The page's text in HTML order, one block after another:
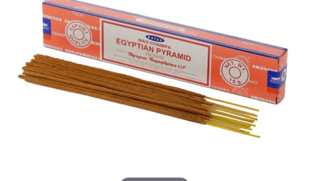
images
gallery
images
gallery